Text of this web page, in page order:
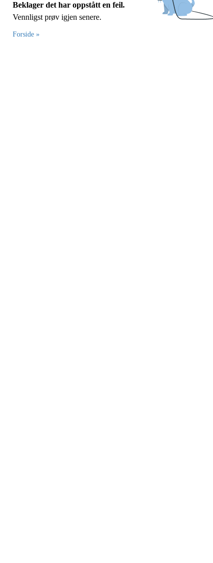
Beklager det har oppstått en feil.
Vennligst prøv igjen senere.
Forside »